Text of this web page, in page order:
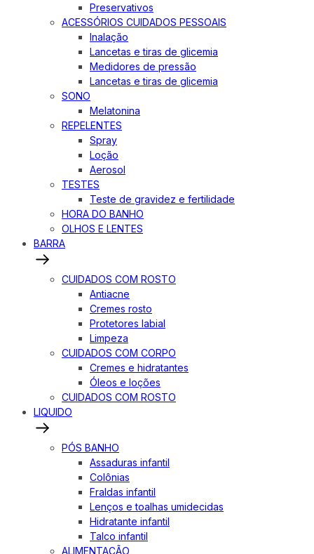
Preservativos
ACESSÓRIOS CUIDADOS PESSOAIS
Inalação
Lancetas e tiras de glicemia
Medidores de pressão
Lancetas e tiras de glicemia
SONO
Melatonina
REPELENTES
Spray
Loção
Aerosol
TESTES
Teste de gravidez e fertilidade
HORA DO BANHO
OLHOS E LENTES
BARRA
CUIDADOS COM ROSTO
Antiacne
Cremes rosto
Protetores labial
Limpeza
CUIDADOS COM CORPO
Cremes e hidratantes
Óleos e loções
CUIDADOS COM ROSTO
LIQUIDO
PÓS BANHO
Assaduras infantil
Colônias
Fraldas infantil
Lenços e toalhas umidecidas
Hidratante infantil
Talco infantil
ALIMENTAÇÃO